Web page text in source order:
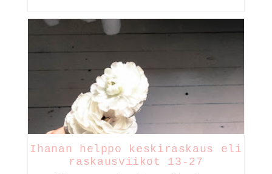
Ihanan helppo keskiraskaus eli
raskausviikot 13-27